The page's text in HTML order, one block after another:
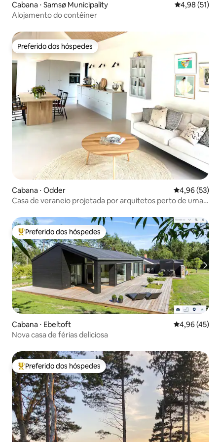
Cabana ⋅ Samsø Municipality 4,98 de uma
4,98 (51)
Alojamento do contêiner
Preferido dos hóspedes
Preferido dos hóspedes
Cabana ⋅ Odder 4,96 de uma
4,96 (53)
Casa de veraneio projetada por arquitetos perto de uma
Entre os melhores preferidos dos hóspedes
Preferido dos hóspedes
Cabana ⋅ Ebeltoft 4,96 de uma
4,96 (45)
Nova casa de férias deliciosa
Entre os melhores preferidos dos hóspedes
Preferido dos hóspedes